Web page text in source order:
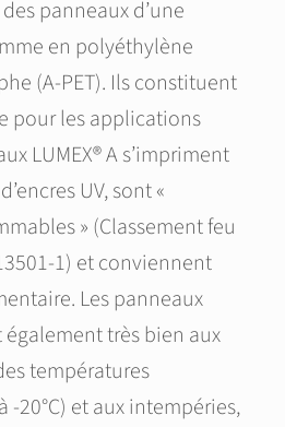
des panneaux d’une
en polyéthylène
(A-PET). Ils constituent
pour les applications
LUMEX® A s’impriment
UV, sont «
» (Classement feu
1) et conviennent
Les panneaux
également très bien aux
températures
-20°C) et aux intempéries,